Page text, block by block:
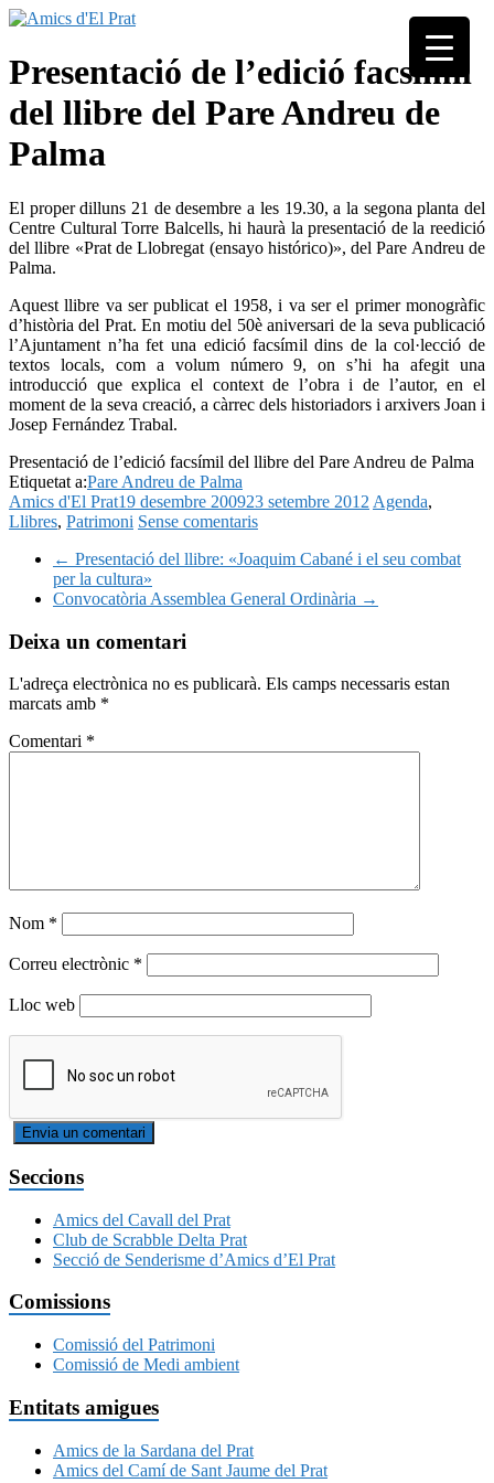
Skip
content
Amics
d'El
Prat
seixantenària
la finalitat de
de la unió de
Presentació de l’edició facsímil
del llibre del Pare Andreu de
Palma
El proper dilluns 21 de desembre a les 19.30, a la segona planta del
Centre Cultural Torre Balcells, hi haurà la presentació de la reedició
del llibre «Prat de Llobregat (ensayo histórico)», del Pare Andreu de
Palma.
Aquest llibre va ser publicat el 1958, i va ser el primer monogràfic
d’història del Prat. En motiu del 50è aniversari de la seva publicació
l’Ajuntament n’ha fet una edició facsímil dins de la col·lecció de
textos locals, com a volum número 9, on s’hi ha afegit una
introducció que explica el context de l’obra i de l’autor, en el
moment de la seva creació, a càrrec dels historiadors i arxivers Joan i
Josep Fernández Trabal.
Presentació de l’edició facsímil del llibre del Pare Andreu de Palma
Etiquetat a:Pare Andreu de Palma
Amics d'El Prat19 desembre 200923 setembre 2012 Agenda,
Llibres, Patrimoni Sense comentaris
← Presentació del llibre: «Joaquim Cabané i el seu combat
per la cultura»
Convocatòria Assemblea General Ordinària →
Deixa un comentari
L'adreça electrònica no es publicarà. Els camps necessaris estan
marcats amb *
Comentari *
Nom *
Correu electrònic *
Lloc web
Seccions
Amics del Cavall del Prat
Club de Scrabble Delta Prat
Secció de Senderisme d’Amics d’El Prat
Comissions
Comissió del Patrimoni
Comissió de Medi ambient
Entitats amigues
Amics de la Sardana del Prat
Amics del Camí de Sant Jaume del Prat